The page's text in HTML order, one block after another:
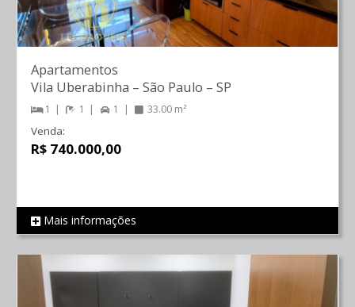
REF 774
Apartamentos
Vila Uberabinha – São Paulo – SP
1 1 1 33.00 m²
Venda:
R$ 740.000,00
Mais informações